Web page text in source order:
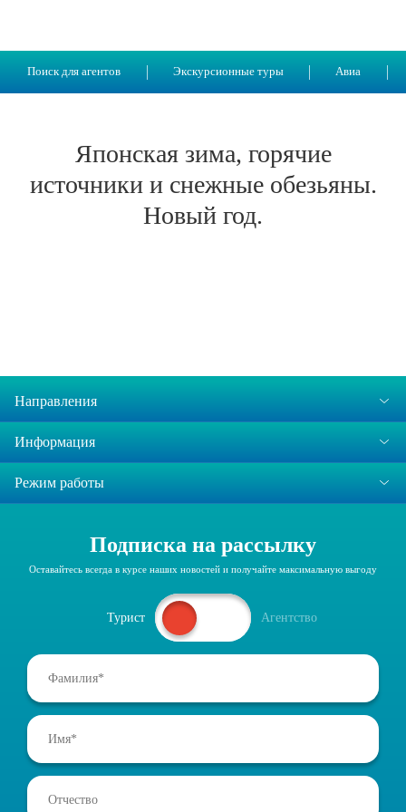
Поиск для агентов Экскурсионные туры Авиа
Японская зима, горячие
источники и снежные обезьяны.
Новый год.
Направления
Информация
Режим работы
Подписка на рассылку
Оставайтесь всегда в курсе наших новостей и получайте максимальную выгоду
Турист Агентство